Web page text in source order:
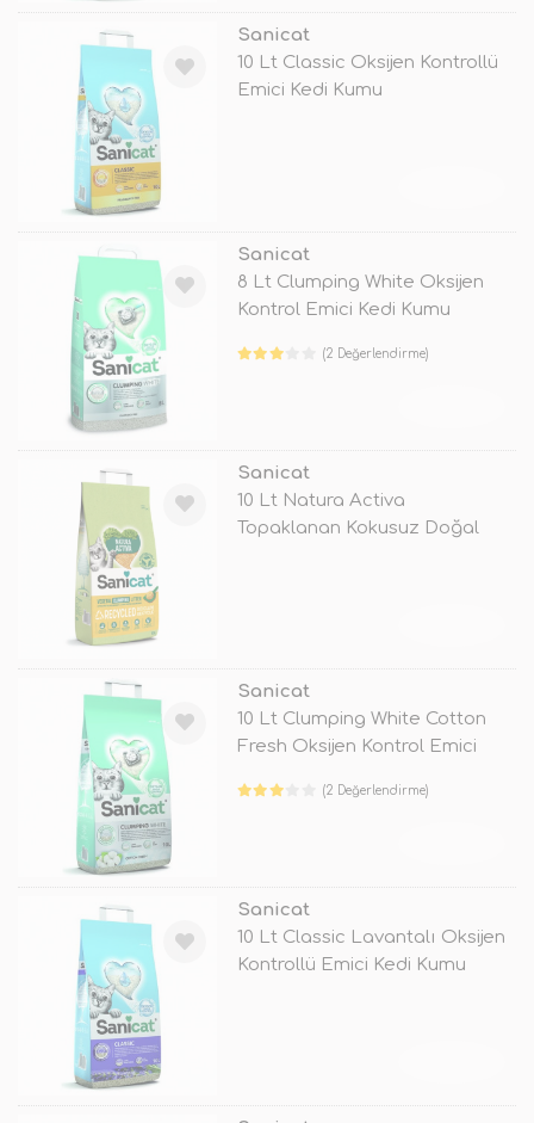
Sanicat
10 Lt Classic Oksijen Kontrollü
Emici Kedi Kumu
Sanicat
8 Lt Clumping White Oksijen
Kontrol Emici Kedi Kumu
(2 Değerlendirme)
Sanicat
10 Lt Natura Activa
Topaklanan Kokusuz Doğal
Sanicat
10 Lt Clumping White Cotton
Fresh Oksijen Kontrol Emici
(2 Değerlendirme)
Sanicat
10 Lt Classic Lavantalı Oksijen
Kontrollü Emici Kedi Kumu